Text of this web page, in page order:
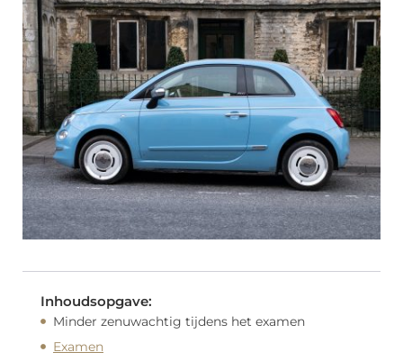
Inhoudsopgave:
Minder zenuwachtig tijdens het examen
Examen